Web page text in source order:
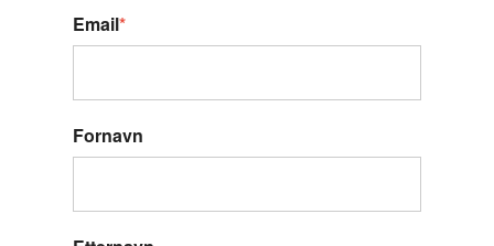
Email*
Fornavn